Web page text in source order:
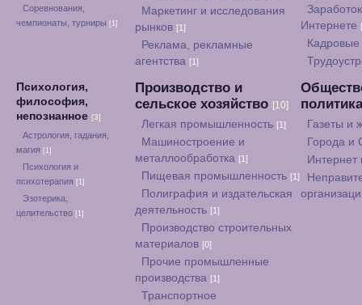
Соревнования,
чемпионаты, турниры [1]
Маркетинг и исследования
рынков [1]
Реклама, рекламные
агентства [1]
Интернете
Кадровые
Психология,
философия,
непознанное [3]
Астрология, гадания,
магия [1]
Психология и
психотерапия [1]
Эзотерика,
целительство [1]
Производство и
сельское хозяйство [10]
Легкая промышленность [1]
Машиностроение и
металлообработка [1]
Пищевая промышленность [1]
Полиграфия и издательская
деятельность [1]
Производство строительных
материалов [0]
Прочие промышленные
производства [1]
Транспортное
Газеты и
Города и